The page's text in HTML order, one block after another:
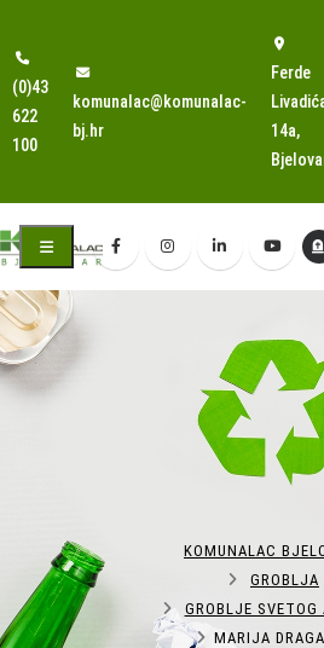
(0)43
622
100
komunalac@komunalac-
bj.hr
Ferde
14a,
KOMUNALAC
GROBLJA
GROBLJE SVETOG
MARIJA